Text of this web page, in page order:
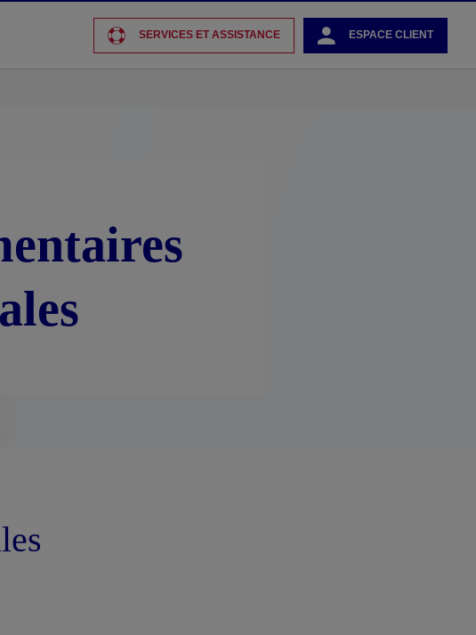
SERVICES ET ASSISTANCE ESPACE CLIENT